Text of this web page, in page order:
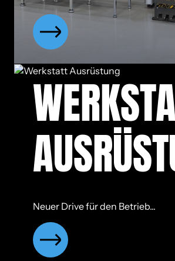
Neuer Drive für den Betrieb...